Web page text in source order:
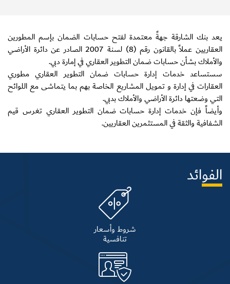
يعد بنك الشارقة جهةً معتمدة لفتح حسابات الضمان بإسم المطورين
العقاريين عملاً بالقانون رقم (8) لسنة 2007 الصادر عن دائرة الأراضي
والأملاك بشأن حسابات ضمان التطوير العقاري في إمارة دبي.
سستساعد خدمات إدارة حسابات ضمان التطوير العقاري مطوري
العقارات في إدارة و تمويل المشاريع الخاصة بهم بما يتماشى مع اللوائح
التي وضعتها دائرة الأراضي والأملاك بدبي.
وأيضاً فإن خدمات إدارة حسابات ضمان التطوير العقاري تغرس قيم
الشفافية والثقة في المستثمرين العقاريين.
الفوائد
شروط وأسعار
تنافسية